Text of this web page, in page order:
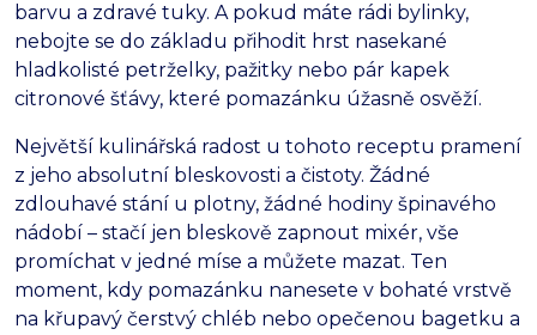
barvu a zdravé tuky. A pokud máte rádi bylinky,
nebojte se do základu přihodit hrst nasekané
hladkolisté petrželky, pažitky nebo pár kapek
citronové šťávy, které pomazánku úžasně osvěží.
Největší kulinářská radost u tohoto receptu pramení
z jeho absolutní bleskovosti a čistoty. Žádné
zdlouhavé stání u plotny, žádné hodiny špinavého
nádobí – stačí jen bleskově zapnout mixér, vše
promíchat v jedné míse a můžete mazat. Ten
moment, kdy pomazánku nanesete v bohaté vrstvě
na křupavý čerstvý chléb nebo opečenou bagetku a